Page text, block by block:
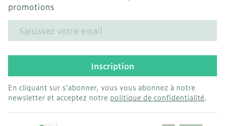
promotions
Adresse mail
Inscription
En cliquant sur s'abonner, vous vous abonnez à notre
newsletter et acceptez notre politique de confidentialité.